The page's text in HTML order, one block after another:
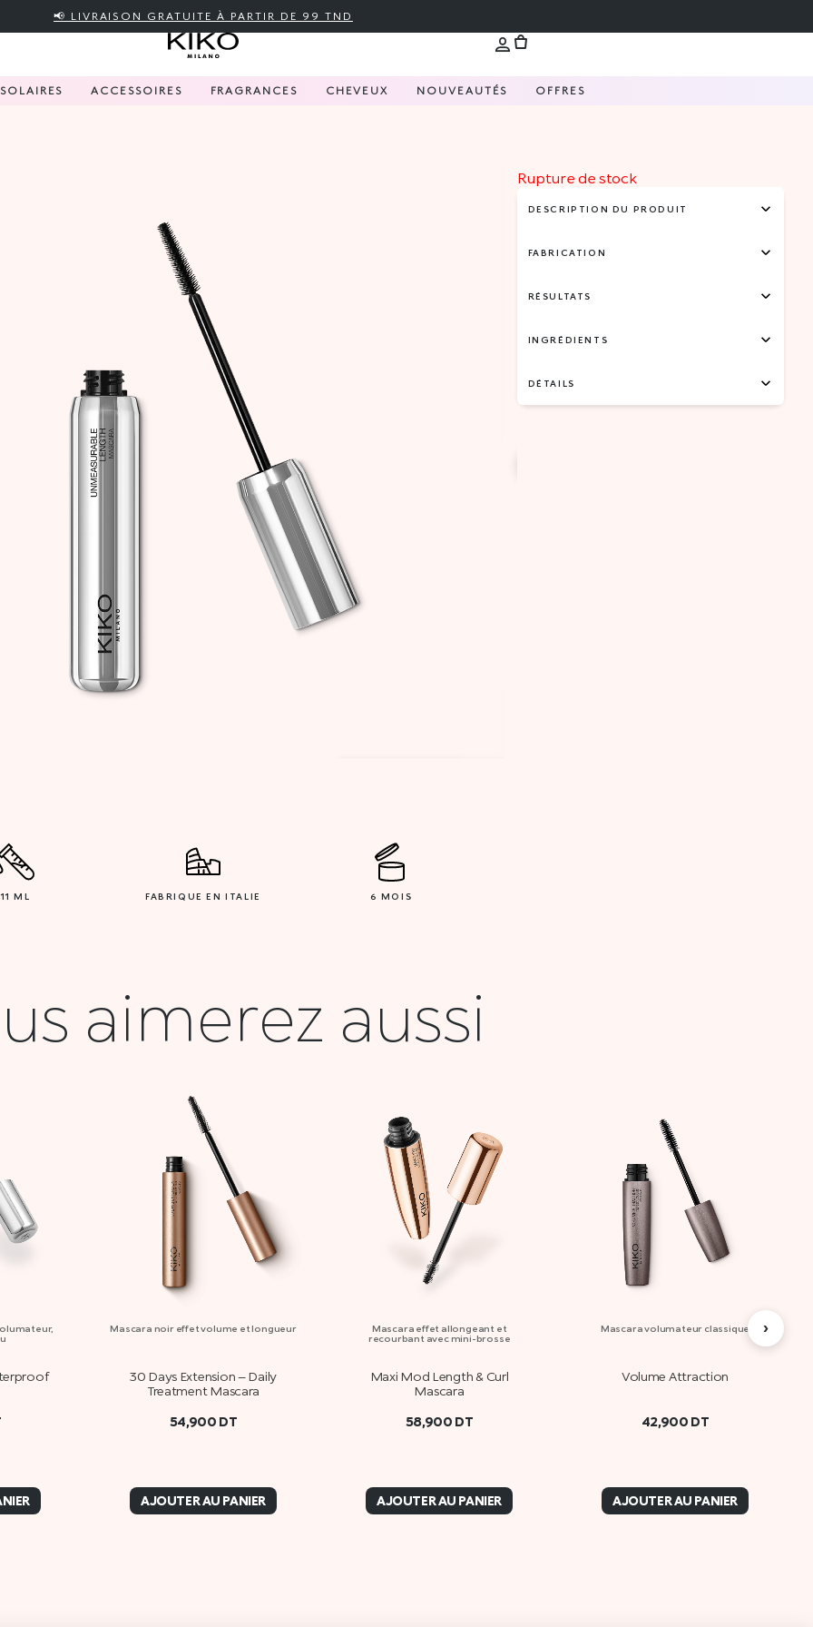
📢 LIVRAISON GRATUITE À PARTIR DE 99 TND
SOLAIRES ACCESSOIRES FRAGRANCES CHEVEUX NOUVEAUTÉS OFFRES
Rupture de stock
DESCRIPTION DU PRODUIT
FABRICATION
RÉSULTATS
INGRÉDIENTS
DÉTAILS
11 ML FABRIQUE EN ITALIE 6 MOIS
aimerez aussi
Mascara noir effet volume et longueur
30 Days Extension – Daily
Treatment Mascara
54,900 DT
AJOUTER AU PANIER
Mascara effet allongeant et
recourbant avec mini-brosse
Maxi Mod Length & Curl
Mascara
58,900 DT
AJOUTER AU PANIER
Mascara volumateur classique
Volume Attraction
42,900 DT
AJOUTER AU PANIER
›